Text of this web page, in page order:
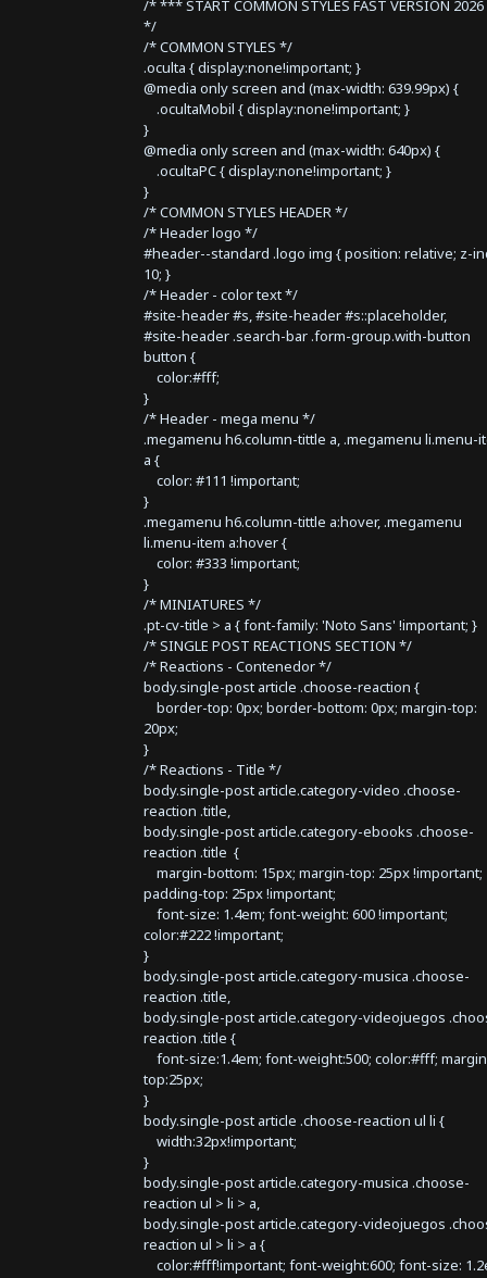
/* *** START COMMON STYLES FAST VERSION
*/
/* COMMON STYLES */
.oculta { display:none!important; }
@media only screen and (max-width: 639.99px) {
.ocultaMobil { display:none!important; }
}
@media only screen and (max-width: 640px) {
.ocultaPC { display:none!important; }
}
/* COMMON STYLES HEADER */
/* Header logo */
#header--standard .logo img { position: relative; z-
10; }
/* Header - color text */
#site-header #s, #site-header #s::placeholder,
#site-header .search-bar .form-group.with-button
button {
color:#fff;
}
/* Header - mega menu */
.megamenu h6.column-tittle a, .megamenu li.menu-
a {
color: #111 !important;
}
.megamenu h6.column-tittle a:hover, .megamenu
li.menu-item a:hover {
color: #333 !important;
}
/* MINIATURES */
.pt-cv-title > a { font-family: 'Noto Sans' !important; }
/* SINGLE POST REACTIONS SECTION */
/* Reactions - Contenedor */
body.single-post article .choose-reaction {
border-top: 0px; border-bottom: 0px; margin-top:
20px;
}
/* Reactions - Title */
body.single-post article.category-video .choose-
reaction .title,
body.single-post article.category-ebooks .choose-
reaction .title {
margin-bottom: 15px; margin-top: 25px !important;
padding-top: 25px !important;
font-size: 1.4em; font-weight: 600 !important;
color:#222 !important;
}
body.single-post article.category-musica .choose-
reaction .title,
body.single-post article.category-videojuegos
reaction .title {
font-size:1.4em; font-weight:500; color:#fff;
top:25px;
}
body.single-post article .choose-reaction ul li {
width:32px!important;
}
body.single-post article.category-musica .choose-
reaction ul > li > a,
body.single-post article.category-videojuegos
reaction ul > li > a {
color:#fff!important; font-weight:600; font-size: